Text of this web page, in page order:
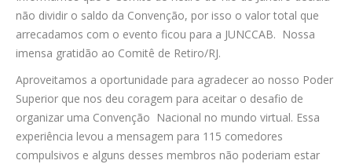
não dividir o saldo da Convenção, por isso o valor total que
arrecadamos com o evento ficou para a JUNCCAB. Nossa
imensa gratidão ao Comitê de Retiro/RJ.
Aproveitamos a oportunidade para agradecer ao nosso Poder
Superior que nos deu coragem para aceitar o desafio de
organizar uma Convenção Nacional no mundo virtual. Essa
experiência levou a mensagem para 115 comedores
compulsivos e alguns desses membros não poderiam estar